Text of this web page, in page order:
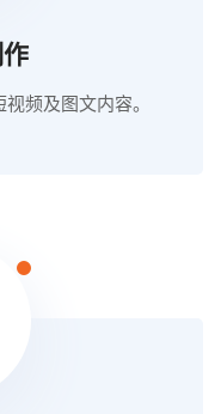
频及图文内容。